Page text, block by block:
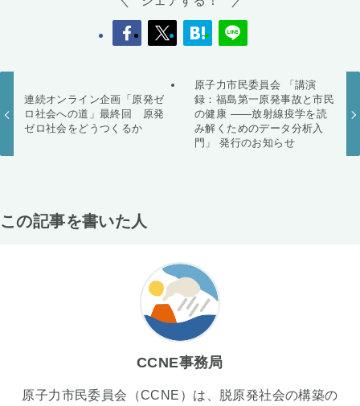
連続オンライン企画「原発ゼ
ロ社会への道」最終回 原発
ゼロ社会をどうつくるか
原子力市民委員会 「講演
録：福島第一原発事故と市民
の健康 ――放射線疫学を読
み解くためのデータ分析入
門」 発行のお知らせ
この記事を書いた人
CCNE事務局
原子力市民委員会（CCNE）は、脱原発社会の構築の